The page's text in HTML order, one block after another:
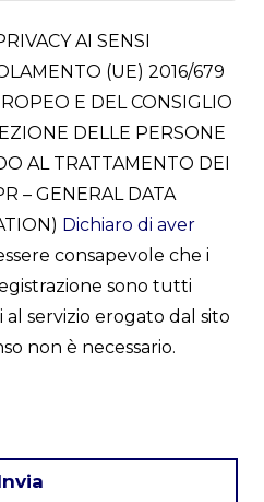
AI SENSI
(UE) 2016/679
E DEL CONSIGLIO
DELLE PERSONE
AL TRATTAMENTO DEI
– GENERAL DATA
Dichiaro di aver
consapevole che i
sono tutti
servizio erogato dal sito
non è necessario.